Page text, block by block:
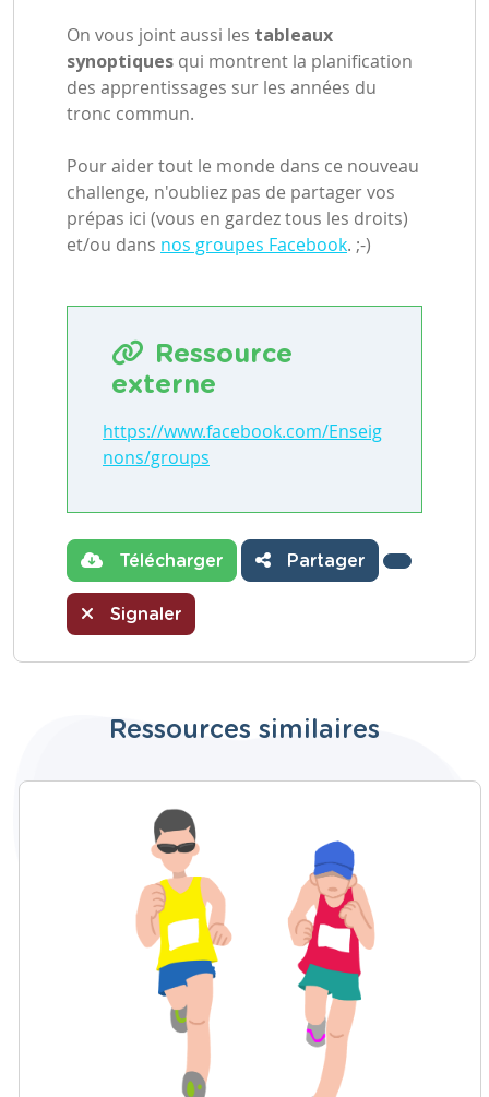
On vous joint aussi les tableaux
synoptiques qui montrent la planification
des apprentissages sur les années du
tronc commun.
Pour aider tout le monde dans ce nouveau
challenge, n'oubliez pas de partager vos
prépas ici (vous en gardez tous les droits)
et/ou dans nos groupes Facebook. ;-)
Ressource
externe
https://www.facebook.com/Enseig
nons/groups
Télécharger Partager
Signaler
Ressources similaires